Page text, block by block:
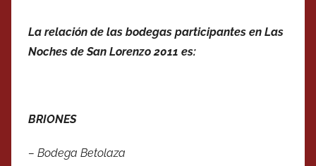
La relación de las bodegas participantes en Las
Noches de San Lorenzo 2011 es:
BRIONES
– Bodega Betolaza